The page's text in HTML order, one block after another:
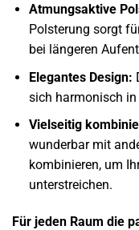
Atmungsaktive
Polsterung sorgt
bei längeren
Elegantes Design:
sich harmonisch
Vielseitig
wunderbar mit
kombinieren, um
unterstreichen.
Für jeden Raum die